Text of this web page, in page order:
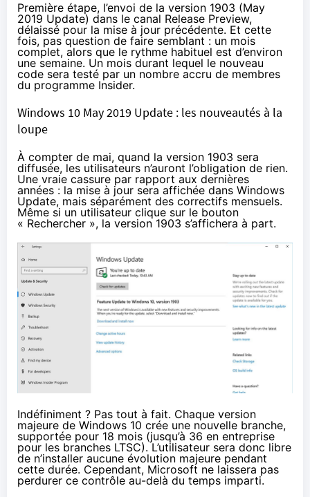
Première étape, l’envoi de la version 1903 (May
2019 Update) dans le canal Release Preview,
délaissé pour la mise à jour précédente. Et cette
fois, pas question de faire semblant : un mois
complet, alors que le rythme habituel est d’environ
une semaine. Un mois durant lequel le nouveau
code sera testé par un nombre accru de membres
du programme Insider.
Windows 10 May 2019 Update : les nouveautés à la
loupe
À compter de mai, quand la version 1903 sera
diffusée, les utilisateurs n’auront l’obligation de rien.
Une vraie cassure par rapport aux dernières
années : la mise à jour sera affichée dans Windows
Update, mais séparément des correctifs mensuels.
Même si un utilisateur clique sur le bouton
« Rechercher », la version 1903 s’affichera à part.
Indéfiniment ? Pas tout à fait. Chaque version
majeure de Windows 10 crée une nouvelle branche,
supportée pour 18 mois (jusqu’à 36 en entreprise
pour les branches LTSC). L’utilisateur sera donc libre
de n’installer aucune évolution majeure pendant
cette durée. Cependant, Microsoft ne laissera pas
perdurer ce contrôle au-delà du temps imparti.